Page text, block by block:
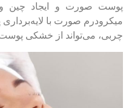
پوست صورت و ایجاد چین
میکرودرم صورت با
چربی، می‌تواند از خشکی